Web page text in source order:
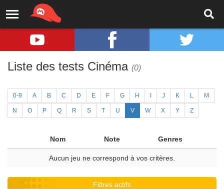
Liste des tests Cinéma (0)
0-9 A B C D E F G H J K L M
N O P Q R S T U V W X Y Z
Nom Note Genres
Aucun jeu ne correspond à vos critères.
Filtres actifs